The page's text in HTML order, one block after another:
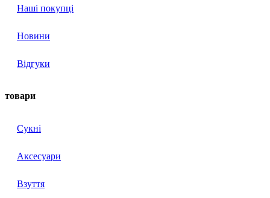
Наші покупці
Новини
Відгуки
товари
Сукні
Аксесуари
Взуття